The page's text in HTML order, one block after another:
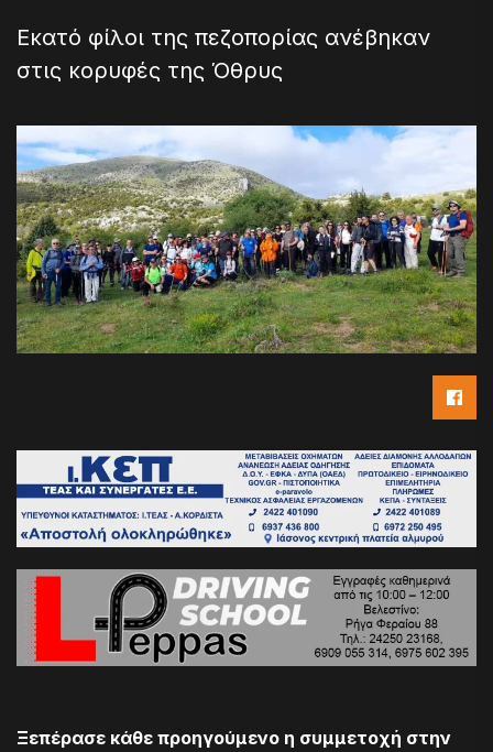
Εκατό φίλοι της πεζοπορίας ανέβηκαν
στις κορυφές της Όθρυς
Ξεπέρασε κάθε προηγούμενο η συμμετοχή στην